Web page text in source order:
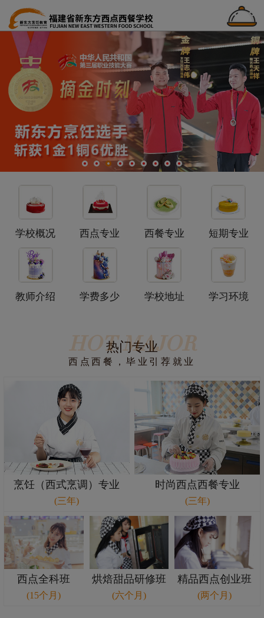
学校概况 西点专业 西餐专业 短期专业
教师介绍 学费多少 学校地址 学习环境
HOT MAJOR
热门专业
西点西餐，毕业引荐就业
烹饪（西式烹调）专业
(三年)
时尚西点西餐专业
(三年)
西点全科班
(15个月)
烘焙甜品研修班
(六个月)
精品西点创业班
(两个月)
福建省新东方西点西餐学校